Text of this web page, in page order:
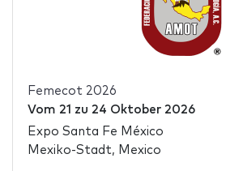
Femecot 2026
Vom 21 zu 24 Oktober 2026
Expo Santa Fe México
Mexiko-Stadt, Mexico